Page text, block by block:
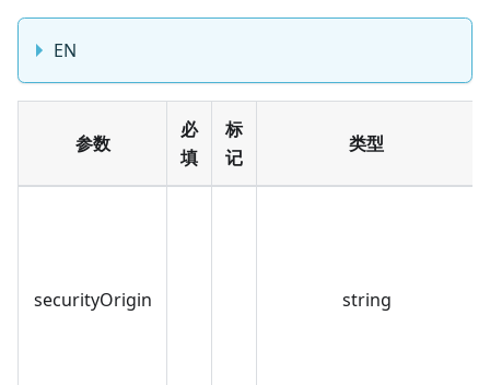
EN
参数
必
填
标
记
类型
securityOrigin string